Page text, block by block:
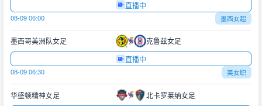
直播中
08-09 06:00 墨西女超
墨西哥美洲队女足 克鲁兹女足
直播中
08-09 06:30 美女职
华盛顿精神女足 北卡罗莱纳女足